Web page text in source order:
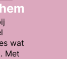
wat
Met